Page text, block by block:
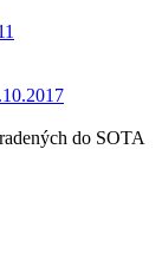
do SOTA